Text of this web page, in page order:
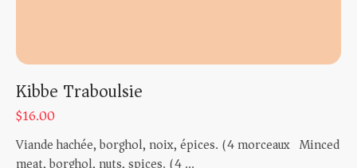
Kibbe Traboulsie
$16.00
Viande hachée, borghol, noix, épices. (4 morceaux) Minced